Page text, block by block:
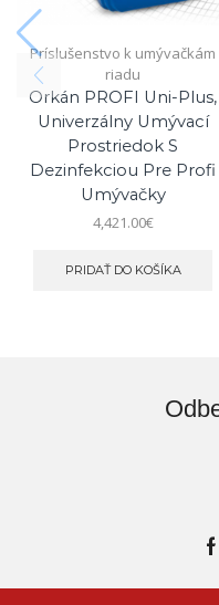
Príslušenstvo k umývačkám
riadu
Orkán PROFI Uni-Plus,
Univerzálny Umývací
Prostriedok S
Dezinfekciou Pre Profi
Umývačky
4,421.00€
PRIDAŤ DO KOŠÍKA